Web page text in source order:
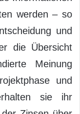
werden – so
und
die Übersicht
Meinung
und
sie ihr